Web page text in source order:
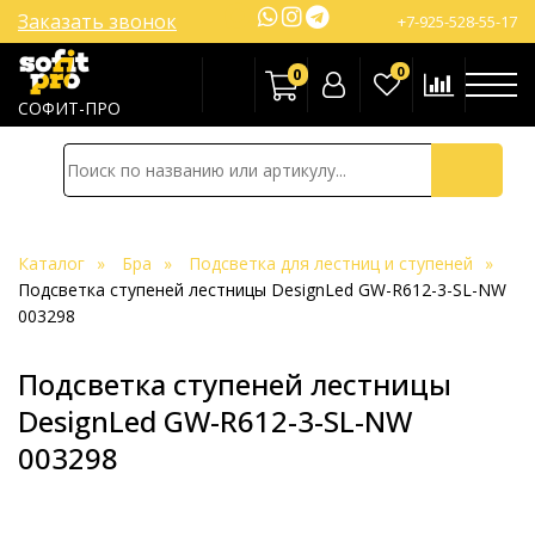
СОФИТ-ПРО
+7-925-528-55-17
Заказать звонок
0 0
Каталог Бра
Подсветка для лестниц и ступеней
Подсветка ступеней лестницы DesignLed GW-R612-3-SL-NW
003298
Подсветка ступеней лестницы
DesignLed GW-R612-3-SL-NW
003298